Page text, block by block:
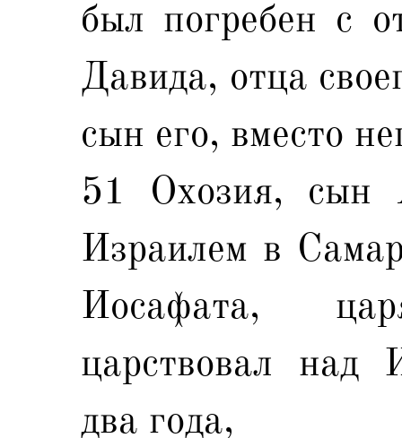
был погребен с
Давида, отца
сын его, вместо
51 Охозия, сын
Израилем в
Иосафата,
царствовал над
два года,